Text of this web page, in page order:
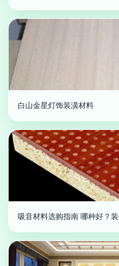
白山金星灯饰装潢材料
吸音材料选购指南 哪种好？